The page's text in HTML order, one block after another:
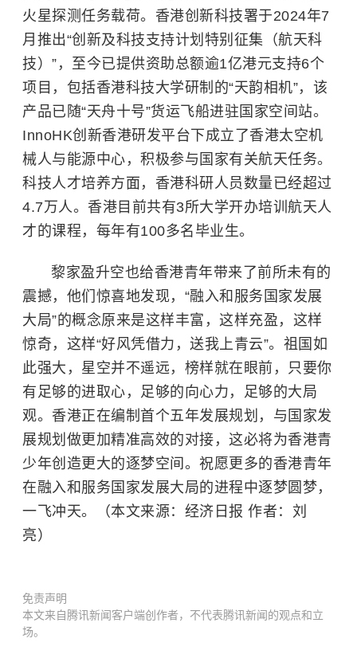
火星探测任务载荷。香港创新科技署于2024年7
月推出“创新及科技支持计划特别征集（航天科
技）”，至今已提供资助总额逾1亿港元支持6个
项目，包括香港科技大学研制的“天韵相机”，该
产品已随“天舟十号”货运飞船进驻国家空间站。
InnoHK创新香港研发平台下成立了香港太空机
械人与能源中心，积极参与国家有关航天任务。
科技人才培养方面，香港科研人员数量已经超过
4.7万人。香港目前共有3所大学开办培训航天人
才的课程，每年有100多名毕业生。
黎家盈升空也给香港青年带来了前所未有的
震撼，他们惊喜地发现，“融入和服务国家发展
大局”的概念原来是这样丰富，这样充盈，这样
惊奇，这样“好风凭借力，送我上青云”。祖国如
此强大，星空并不遥远，榜样就在眼前，只要你
有足够的进取心，足够的向心力，足够的大局
观。香港正在编制首个五年发展规划，与国家发
展规划做更加精准高效的对接，这必将为香港青
少年创造更大的逐梦空间。祝愿更多的香港青年
在融入和服务国家发展大局的进程中逐梦圆梦，
一飞冲天。（本文来源：经济日报 作者：刘
亮）
免责声明
本文来自腾讯新闻客户端创作者，不代表腾讯新闻的观点和立
场。